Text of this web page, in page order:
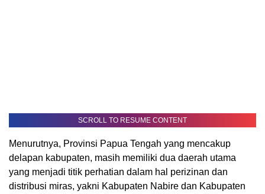
SCROLL TO RESUME CONTENT
Menurutnya, Provinsi Papua Tengah yang mencakup
delapan kabupaten, masih memiliki dua daerah utama
yang menjadi titik perhatian dalam hal perizinan dan
distribusi miras, yakni Kabupaten Nabire dan Kabupaten